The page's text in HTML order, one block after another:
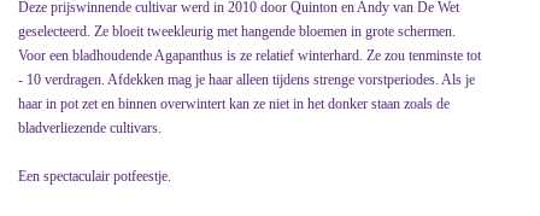
Deze prijswinnende cultivar werd in 2010 door Quinton en Andy van De Wet
geselecteerd. Ze bloeit tweekleurig met hangende bloemen in grote schermen.
Voor een bladhoudende Agapanthus is ze relatief winterhard. Ze zou tenminste tot
- 10 verdragen. Afdekken mag je haar alleen tijdens strenge vorstperiodes. Als je
haar in pot zet en binnen overwintert kan ze niet in het donker staan zoals de
bladverliezende cultivars.
Een spectaculair potfeestje.